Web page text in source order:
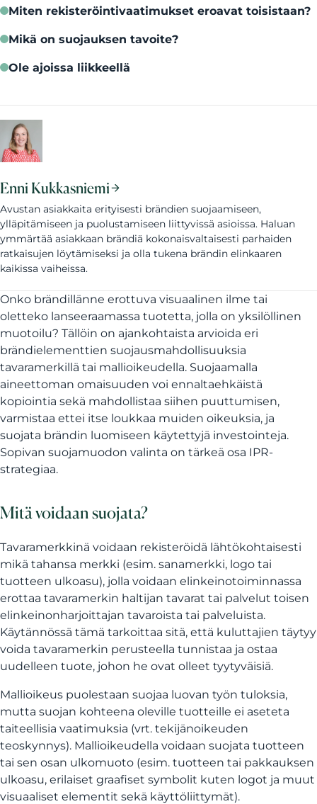
Miten rekisteröintivaatimukset eroavat toisistaan?
Mikä on suojauksen tavoite?
Ole ajoissa liikkeellä
Enni Kukkasniemi
Avustan asiakkaita erityisesti brändien suojaamiseen,
ylläpitämiseen ja puolustamiseen liittyvissä asioissa. Haluan
ymmärtää asiakkaan brändiä kokonaisvaltaisesti parhaiden
ratkaisujen löytämiseksi ja olla tukena brändin elinkaaren
kaikissa vaiheissa.
Onko brändillänne erottuva visuaalinen ilme tai
oletteko lanseeraamassa tuotetta, jolla on yksilöllinen
muotoilu? Tällöin on ajankohtaista arvioida eri
brändielementtien suojausmahdollisuuksia
tavaramerkillä tai mallioikeudella. Suojaamalla
aineettoman omaisuuden voi ennaltaehkäistä
kopiointia sekä mahdollistaa siihen puuttumisen,
varmistaa ettei itse loukkaa muiden oikeuksia, ja
suojata brändin luomiseen käytettyjä investointeja.
Sopivan suojamuodon valinta on tärkeä osa IPR-
strategiaa.
Mitä voidaan suojata?
Tavaramerkkinä voidaan rekisteröidä lähtökohtaisesti
mikä tahansa merkki (esim. sanamerkki, logo tai
tuotteen ulkoasu), jolla voidaan elinkeinotoiminnassa
erottaa tavaramerkin haltijan tavarat tai palvelut toisen
elinkeinonharjoittajan tavaroista tai palveluista.
Käytännössä tämä tarkoittaa sitä, että kuluttajien täytyy
voida tavaramerkin perusteella tunnistaa ja ostaa
uudelleen tuote, johon he ovat olleet tyytyväisiä.
Mallioikeus puolestaan suojaa luovan työn tuloksia,
mutta suojan kohteena oleville tuotteille ei aseteta
taiteellisia vaatimuksia (vrt. tekijänoikeuden
teoskynnys). Mallioikeudella voidaan suojata tuotteen
tai sen osan ulkomuoto (esim. tuotteen tai pakkauksen
ulkoasu, erilaiset graafiset symbolit kuten logot ja muut
visuaaliset elementit sekä käyttöliittymät).